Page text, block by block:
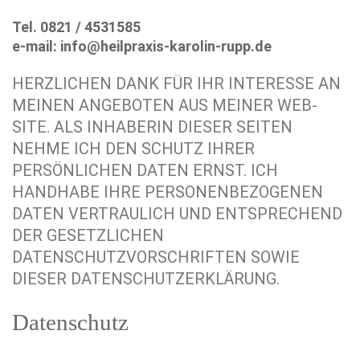
Tel. 0821 / 4531585
e-mail: info@heilpraxis-karolin-rupp.de
HERZLICHEN DANK FÜR IHR INTERESSE AN
MEINEN ANGEBOTEN AUS MEINER WEB-
SITE. ALS INHABERIN DIESER SEITEN
NEHME ICH DEN SCHUTZ IHRER
PERSÖNLICHEN DATEN ERNST. ICH
HANDHABE IHRE PERSONENBEZOGENEN
DATEN VERTRAULICH UND ENTSPRECHEND
DER GESETZLICHEN
DATENSCHUTZVORSCHRIFTEN SOWIE
DIESER DATENSCHUTZERKLÄRUNG.
Datenschutz